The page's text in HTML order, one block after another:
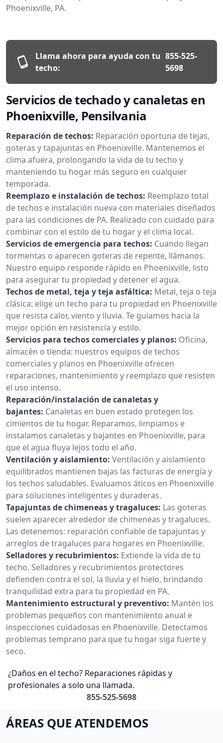
Phoenixville, PA.
Llama ahora para ayuda con tu
techo:
855-525-
5698
Servicios de techado y canaletas en
Phoenixville, Pensilvania
Reparación de techos: Reparación oportuna de tejas,
goteras y tapajuntas en Phoenixville. Mantenemos el
clima afuera, prolongando la vida de tu techo y
manteniendo tu hogar más seguro en cualquier
temporada.
Reemplazo e instalación de techos: Reemplazo total
de techos e instalación nueva con materiales diseñados
para las condiciones de PA. Realizado con cuidado para
combinar con el estilo de tu hogar y el clima local.
Servicios de emergencia para techos: Cuando llegan
tormentas o aparecen goteras de repente, llámanos.
Nuestro equipo responde rápido en Phoenixville, listo
para asegurar tu propiedad y detener el agua.
Techos de metal, teja y teja asfáltica: Metal, teja o teja
clásica: elige un techo para tu propiedad en Phoenixville
que resista calor, viento y lluvia. Te guiamos hacia la
mejor opción en resistencia y estilo.
Servicios para techos comerciales y planos: Oficina,
almacén o tienda: nuestros equipos de techos
comerciales y planos en Phoenixville ofrecen
reparaciones, mantenimiento y reemplazo que resisten
el uso intenso.
Reparación/instalación de canaletas y
bajantes: Canaletas en buen estado protegen los
cimientos de tu hogar. Reparamos, limpiamos e
instalamos canaletas y bajantes en Phoenixville, para
que el agua fluya lejos todo el año.
Ventilación y aislamiento: Ventilación y aislamiento
equilibrados mantienen bajas las facturas de energía y
los techos saludables. Evaluamos áticos en Phoenixville
para soluciones inteligentes y duraderas.
Tapajuntas de chimeneas y tragaluces: Las goteras
suelen aparecer alrededor de chimeneas y tragaluces.
Las detenemos: reparación confiable de tapajuntas y
arreglos de tragaluces para hogares en Phoenixville.
Selladores y recubrimientos: Extiende la vida de tu
techo. Selladores y recubrimientos protectores
defienden contra el sol, la lluvia y el hielo, brindando
tranquilidad extra para tu propiedad en PA.
Mantenimiento estructural y preventivo: Mantén los
problemas pequeños con mantenimiento anual e
inspecciones cuidadosas en Phoenixville. Detectamos
problemas temprano para que tu hogar siga fuerte y
seco.
¿Daños en el techo? Reparaciones rápidas y
profesionales a solo una llamada.
855-525-5698
ÁREAS QUE ATENDEMOS